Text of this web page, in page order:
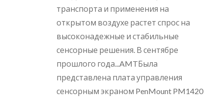
транспорта и применения на
открытом воздухе растет спрос на
высоконадежные и стабильные
сенсорные решения. В сентябре
прошлого года...AMTБыла
представлена ​​плата управления
сенсорным экраном PenMount PM1420